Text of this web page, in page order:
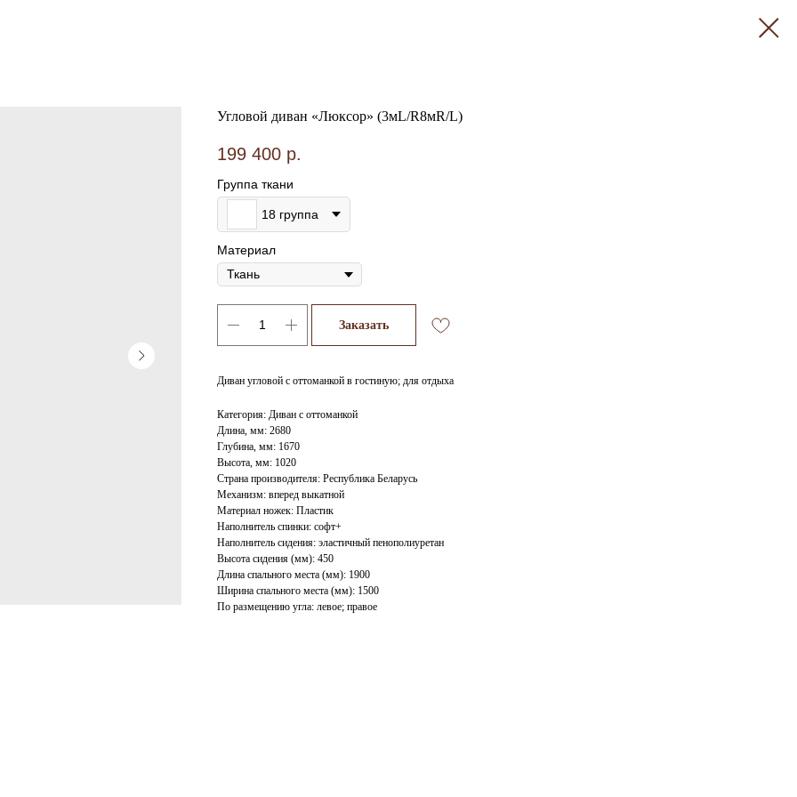
Угловой диван «Люксор» (3мL/R8мR/L)
199 400 р.
Группа ткани
18 группа
Материал
Заказать
Диван угловой с оттоманкой в гостиную; для отдыха
Категория: Диван с оттоманкой
Длина, мм: 2680
Глубина, мм: 1670
Высота, мм: 1020
Страна производителя: Республика Беларусь
Механизм: вперед выкатной
Материал ножек: Пластик
Наполнитель спинки: софт+
Наполнитель сидения: эластичный пенополиуретан
Высота сидения (мм): 450
Длина спального места (мм): 1900
Ширина спального места (мм): 1500
По размещению угла: левое; правое